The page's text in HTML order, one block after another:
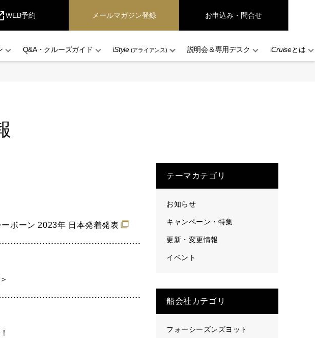
WEB予約 メールマガジン登録 お申込み・問合せ
Q&A・クルーズガイド iStyle(アライアンス) 説明会＆専用デスク iCruiseとは
ボーン 2023年 日本発着発表
テーマカテゴリ
お知らせ
キャンペーン・特集
更新・変更情報
イベント
船会社カテゴリ
フォーシーズンズヨット